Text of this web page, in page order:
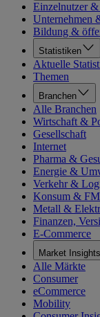
Einzelnutzer
Unternehmen
Bildung &
Statistiken
Aktuelle
Themen
Branchen
Alle Branchen
Wirtschaft &
Gesellschaft
Internet
Pharma &
Energie &
Verkehr &
Konsum &
Metall &
Finanzen,
E-Commerce
Market Insights
Alle Märkte
Consumer
eCommerce
Mobility